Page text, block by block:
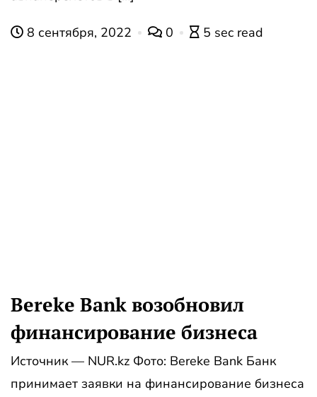
8 сентября, 2022 0 5 sec read
Bereke Bank возобновил
финансирование бизнеса
Источник — NUR.kz Фото: Bereke Bank Банк
принимает заявки на финансирование бизнеса